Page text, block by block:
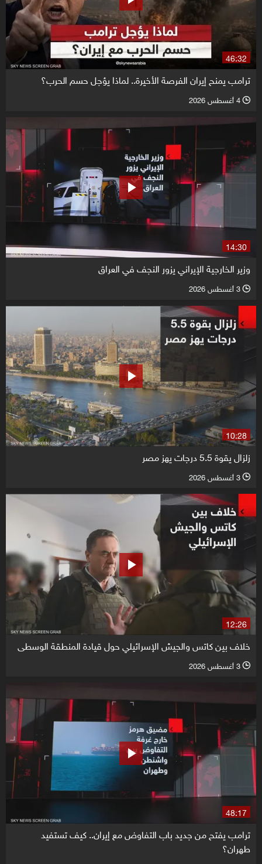
46:32
ترامب يمنح إيران الفرصة الأخيرة.. لماذا يؤجل حسم الحرب؟
l 4 أغسطس 2026
14:30
وزير الخارجية الإيراني يزور النجف في العراق
l 3 أغسطس 2026
10:28
زلزال يقوة 5.5 درجات يهز مصر
l 3 أغسطس 2026
12:26
خلاف بين كاتس والجيش الإسرائيلي حول قيادة المنطقة الوسطى
l 3 أغسطس 2026
48:17
ترامب يفتح من جديد باب التفاوض مع إيران.. كيف تستفيد
طهران؟